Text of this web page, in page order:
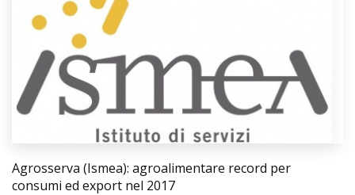
Agrosserva (Ismea): agroalimentare record per
consumi ed export nel 2017